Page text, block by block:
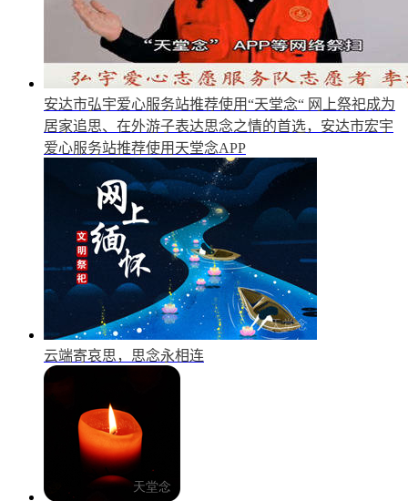
安达市弘宇爱心服务站推荐使用“天堂念“ 网上祭祀成为
居家追思、在外游子表达思念之情的首选，安达市宏宇
爱心服务站推荐使用天堂念APP
云端寄哀思，思念永相连